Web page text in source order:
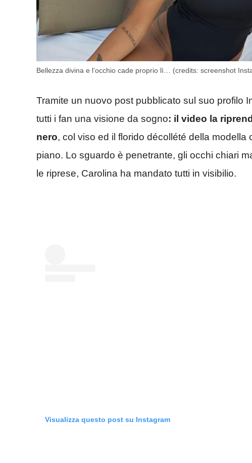
Bellezza divina e l’occhio cade proprio lì… (credits: screenshot
Tramite un nuovo post pubblicato sul suo profilo
tutti i fan una visione da sogno: il video la
nero, col viso ed il florido décollété della modella
piano. Lo sguardo è penetrante, gli occhi chiari
le riprese, Carolina ha mandato tutti in visibilio.
Visualizza questo post su Instagram